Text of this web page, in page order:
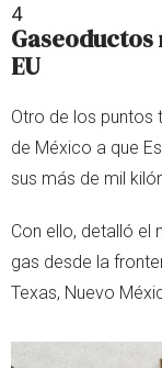
4
EU
Otro de los puntos
de México a que
sus más de mil
Con ello, detalló el
gas desde la
Texas, Nuevo